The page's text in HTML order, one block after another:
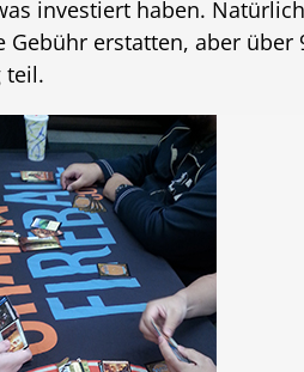
investiert haben.
erstatten, aber über
teil.